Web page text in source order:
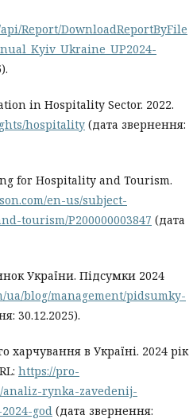
Report/DownloadReportByFile
in Hospitality Sector. 2022.
hospitality (дата звернення:
for Hospitality and Tourism.
en-us/subject-
tourism/P200000003847 (дата
України. Підсумки 2024
ua/blog/management/pidsumky-
30.12.2025).
харчування в Україні. 2024 рік
https://pro-
rynka-zavedenij-
god (дата звернення: